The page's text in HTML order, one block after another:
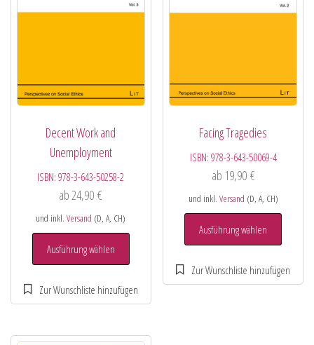
Decent Work and
Unemployment
ISBN:978-3-643-50258-2
ab24,90€
und inkl.Versand (D, A, CH)
Ausführung wählen
Facing Tragedies
ISBN: 978-3-643-50069-4
ab 19,90 €
und inkl. Versand (D, A, CH)
Ausführung wählen